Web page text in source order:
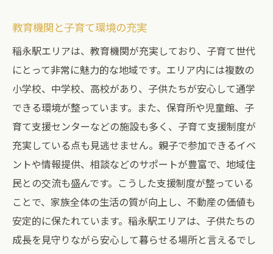
契約前に注意すべき法的事項
購入後のアフターサポート
稲永駅の交通アクセスと建売住宅の利便性
主要な交通機関とその利用方法
通勤・通学の利便性
周辺地域へのアクセスの良さ
将来的な交通整備計画
駐車場の有無とその重要性
公共交通機関の利用環境
稲永駅周辺の商業施設が建売住宅の魅力を引き
立てる理由
教育機関と子育て環境の充実
稲永駅エリアは、教育機関が充実しており、子育て世代
にとって非常に魅力的な地域です。エリア内には複数の
小学校、中学校、高校があり、子供たちが安心して通学
できる環境が整っています。また、保育所や児童館、子
育て支援センターなどの施設も多く、子育て支援制度が
充実している点も見逃せません。親子で参加できるイベ
ントや情報提供、相談などのサポートが豊富で、地域住
民との交流も盛んです。こうした支援制度が整っている
ことで、家族全体の生活の質が向上し、不動産の価値も
安定的に保たれています。稲永駅エリアは、子供たちの
成長を見守りながら安心して暮らせる場所と言えるでし